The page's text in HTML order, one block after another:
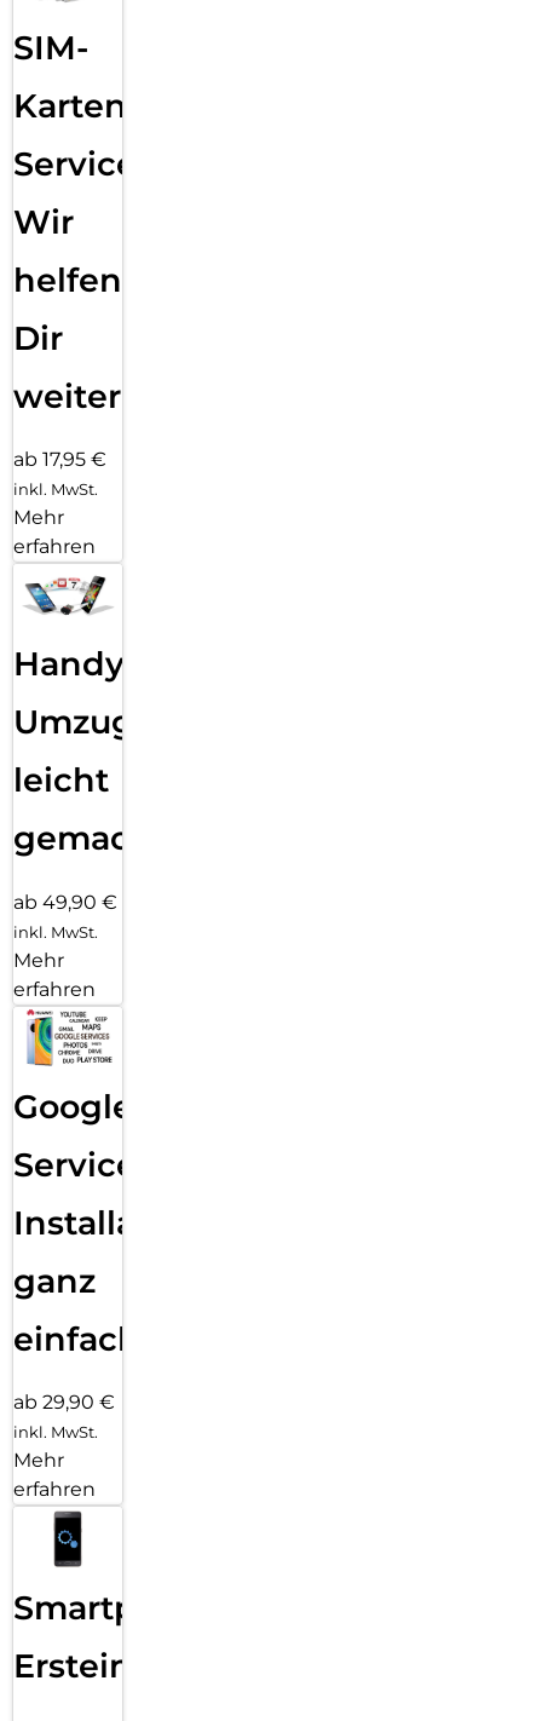
SIM-
Karten
Service:
Wir
helfen
Dir
weiter
ab 17,95 €
inkl. MwSt.
Mehr
erfahren
Handy
Umzug
leicht
gemacht!
ab 49,90 €
inkl. MwSt.
Mehr
erfahren
Google
Services
Installation
ganz
einfach
ab 29,90 €
inkl. MwSt.
Mehr
erfahren
Smartphone
Ersteinrichtung